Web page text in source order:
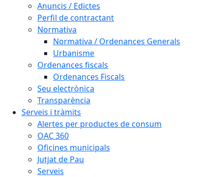
Anuncis / Edictes
Perfil de contractant
Normativa
Normativa / Ordenances Generals
Urbanisme
Ordenances fiscals
Ordenances Fiscals
Seu electrònica
Transparència
Serveis i tràmits
Alertes per productes de consum
OAC 360
Oficines municipals
Jutjat de Pau
Serveis